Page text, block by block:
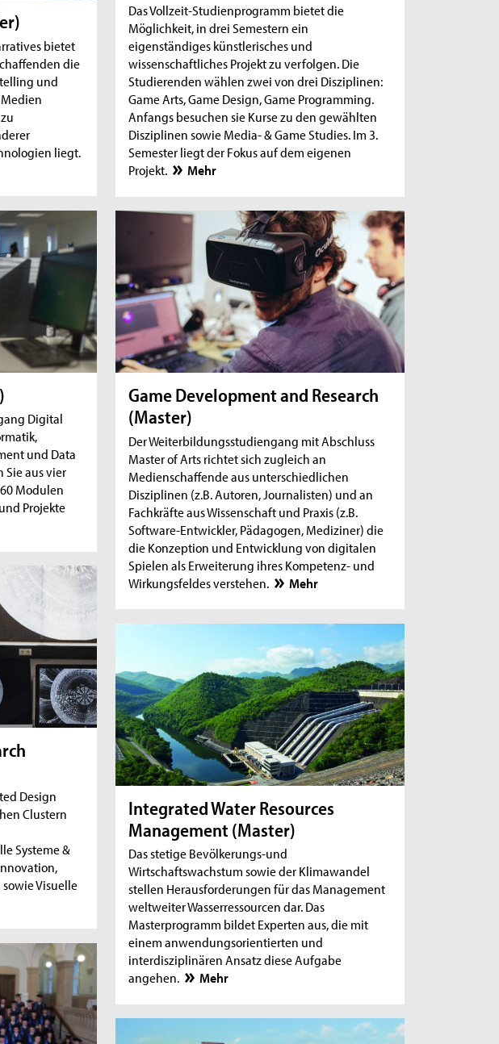
Das Vollzeit-Studienprogramm bietet die
Möglichkeit, in drei Semestern ein
eigenständiges künstlerisches und
wissenschaftliches Projekt zu verfolgen. Die
Studierenden wählen zwei von drei Disziplinen:
Game Arts, Game Design, Game Programming.
Anfangs besuchen sie Kurse zu den gewählten
Disziplinen sowie Media- & Game Studies. Im 3.
Semester liegt der Fokus auf dem eigenen
Projekt.
Mehr
bietet
die
und
liegt.
Digital
und Data
Sie aus vier
Modulen
Projekte
Game Development and Research
(Master)
Der Weiterbildungsstudiengang mit Abschluss
Master of Arts richtet sich zugleich an
Medienschaffende aus unterschiedlichen
Disziplinen (z.B. Autoren, Journalisten) und an
Fachkräfte aus Wissenschaft und Praxis (z.B.
Software-Entwickler, Pädagogen, Mediziner) die
die Konzeption und Entwicklung von digitalen
Spielen als Erweiterung ihres Kompetenz- und
Wirkungsfeldes verstehen.
Mehr
Design
Clustern
Systeme &
Visuelle
Integrated Water Resources
Management (Master)
Das stetige Bevölkerungs-und
Wirtschaftswachstum sowie der Klimawandel
stellen Herausforderungen für das Management
weltweiter Wasserressourcen dar. Das
Masterprogramm bildet Experten aus, die mit
einem anwendungsorientierten und
interdisziplinären Ansatz diese Aufgabe
angehen.
Mehr